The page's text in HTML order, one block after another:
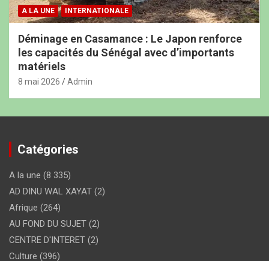
A LA UNE INTERNATIONALE
Déminage en Casamance : Le Japon renforce
les capacités du Sénégal avec d’importants
matériels
8 mai 2026 Admin
Catégories
A la une (8 335)
AD DINU WAL XAYAT (2)
Afrique (264)
AU FOND DU SUJET (2)
CENTRE D'INTERET (2)
Culture (396)